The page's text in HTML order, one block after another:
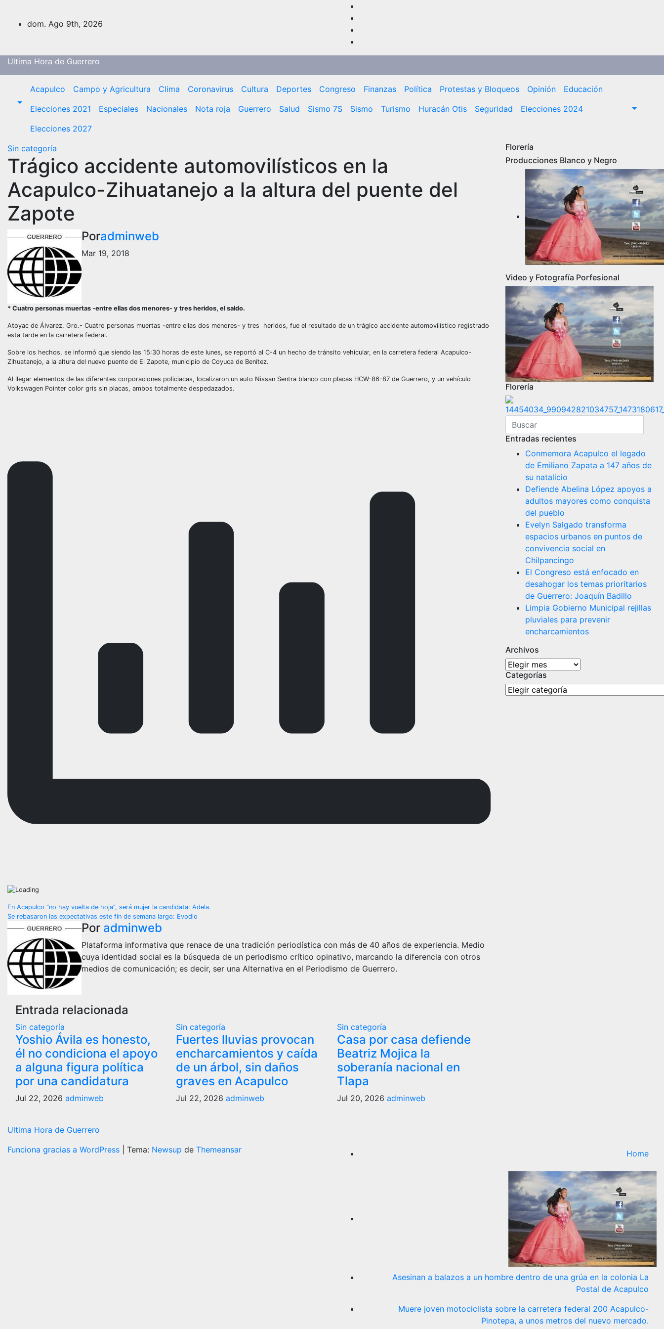
contenido
dom. Ago 9th, 2026
Ultima Hora de Guerrero
Acapulco Campo y Agricultura Clima Coronavirus Cultura Deportes Congreso Finanzas Política Protestas y Bloqueos Opinión
Educación
Elecciones 2021
Especiales Nacionales Nota roja Guerrero Salud Sismo 7S Sismo Turismo Huracán Otis Seguridad
Elecciones 2024
Elecciones 2027
Sin categoría
Trágico accidente automovilísticos en la
Acapulco-Zihuatanejo a la altura del puente del
Zapote
Poradminweb
Mar 19, 2018
* Cuatro personas muertas -entre ellas dos menores- y tres heridos, el saldo.
Atoyac de Álvarez, Gro.- Cuatro personas muertas -entre ellas dos menores- y tres heridos, fue el resultado de un trágico accidente automovilístico registrado
esta tarde en la carretera federal.
Sobre los hechos, se informó que siendo las 15:30 horas de este lunes, se reportó al C-4 un hecho de tránsito vehicular, en la carretera federal Acapulco-
Zihuatanejo, a la altura del nuevo puente de El Zapote, municipio de Coyuca de Benítez.
Al llegar elementos de las diferentes corporaciones policiacas, localizaron un auto Nissan Sentra blanco con placas HCW-86-87 de Guerrero, y un vehículo
Volkswagen Pointer color gris sin placas, ambos totalmente despedazados.
Navegación
de
entradas
En Acapulco “no hay vuelta de hoja”, será mujer la candidata: Adela.
Se rebasaron las expectativas este fin de semana largo: Evodio
Por adminweb
Plataforma informativa que renace de una tradición periodística con más de 40 años de experiencia. Medio
cuya identidad social es la búsqueda de un periodismo crítico opinativo, marcando la diferencia con otros
medios de comunicación; es decir, ser una Alternativa en el Periodismo de Guerrero.
Entrada relacionada
Sin categoría
Yoshio Ávila es honesto,
él no condiciona el apoyo
a alguna figura política
por una candidatura
Jul 22, 2026 adminweb
Sin categoría
Fuertes lluvias provocan
encharcamientos y caída
de un árbol, sin daños
graves en Acapulco
Jul 22, 2026adminweb
Sin categoría
Casa por casa defiende
Beatriz Mojica la
soberanía nacional en
Tlapa
Jul 20, 2026 adminweb
Florería
Producciones Blanco y Negro
Video y Fotografía Porfesional
Florería
Entradas recientes
Conmemora Acapulco el legado
de Emiliano Zapata a 147 años de
su natalicio
Defiende Abelina López apoyos a
adultos mayores como conquista
del pueblo
Evelyn Salgado transforma
espacios urbanos en puntos de
convivencia social en
Chilpancingo
El Congreso está enfocado en
desahogar los temas prioritarios
de Guerrero: Joaquín Badillo
Limpia Gobierno Municipal rejillas
pluviales para prevenir
encharcamientos
Archivos
Archivos
Categorías
Categorías
Ultima Hora de Guerrero
Funciona gracias a WordPress
Tema: Newsup de Themeansar Home
Asesinan a balazos a un hombre dentro de una grúa en la colonia La
Postal de Acapulco
Muere joven motociclista sobre la carretera federal 200 Acapulco-
Pinotepa, a unos metros del nuevo mercado.